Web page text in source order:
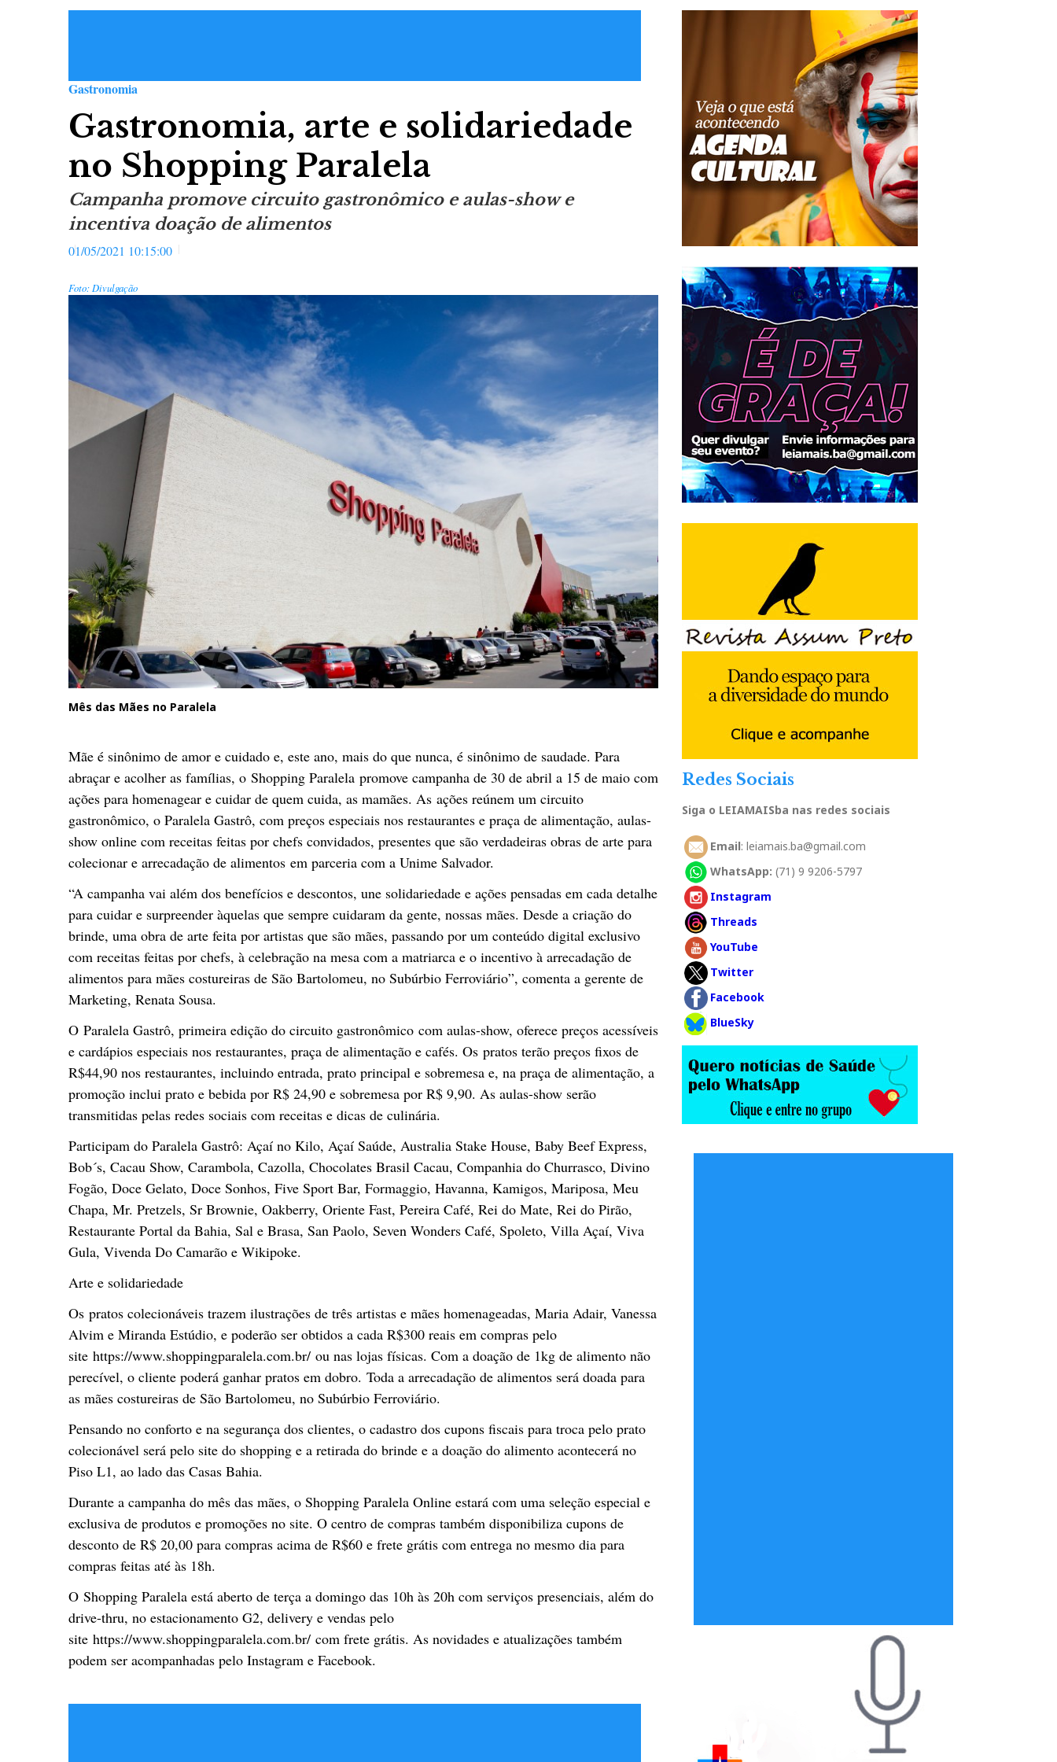
Gastronomia
Gastronomia, arte e solidariedade
no Shopping Paralela
Campanha promove circuito gastronômico e aulas-show e
incentiva doação de alimentos
01/05/2021 10:15:00
Foto: Divulgação
Mês das Mães no Paralela
Mãe é sinônimo de amor e cuidado e, este ano, mais do que nunca, é sinônimo de saudade. Para
abraçar e acolher as famílias, o Shopping Paralela promove campanha de 30 de abril a 15 de maio com
ações para homenagear e cuidar de quem cuida, as mamães. As ações reúnem um circuito
gastronômico, o Paralela Gastrô, com preços especiais nos restaurantes e praça de alimentação, aulas-
show online com receitas feitas por chefs convidados, presentes que são verdadeiras obras de arte para
colecionar e arrecadação de alimentos em parceria com a Unime Salvador.
“A campanha vai além dos benefícios e descontos, une solidariedade e ações pensadas em cada detalhe
para cuidar e surpreender àquelas que sempre cuidaram da gente, nossas mães. Desde a criação do
brinde, uma obra de arte feita por artistas que são mães, passando por um conteúdo digital exclusivo
com receitas feitas por chefs, à celebração na mesa com a matriarca e o incentivo à arrecadação de
alimentos para mães costureiras de São Bartolomeu, no Subúrbio Ferroviário”, comenta a gerente de
Marketing, Renata Sousa.
O Paralela Gastrô, primeira edição do circuito gastronômico com aulas-show, oferece preços acessíveis
e cardápios especiais nos restaurantes, praça de alimentação e cafés. Os pratos terão preços fixos de
R$44,90 nos restaurantes, incluindo entrada, prato principal e sobremesa e, na praça de alimentação, a
promoção inclui prato e bebida por R$ 24,90 e sobremesa por R$ 9,90. As aulas-show serão
transmitidas pelas redes sociais com receitas e dicas de culinária.
Participam do Paralela Gastrô: Açaí no Kilo, Açaí Saúde, Australia Stake House, Baby Beef Express,
Bob´s, Cacau Show, Carambola, Cazolla, Chocolates Brasil Cacau, Companhia do Churrasco, Divino
Fogão, Doce Gelato, Doce Sonhos, Five Sport Bar, Formaggio, Havanna, Kamigos, Mariposa, Meu
Chapa, Mr. Pretzels, Sr Brownie, Oakberry, Oriente Fast, Pereira Café, Rei do Mate, Rei do Pirão,
Restaurante Portal da Bahia, Sal e Brasa, San Paolo, Seven Wonders Café, Spoleto, Villa Açaí, Viva
Gula, Vivenda Do Camarão e Wikipoke.
Arte e solidariedade
Os pratos colecionáveis trazem ilustrações de três artistas e mães homenageadas, Maria Adair, Vanessa
Alvim e Miranda Estúdio, e poderão ser obtidos a cada R$300 reais em compras pelo
site https://www.shoppingparalela.com.br/ ou nas lojas físicas. Com a doação de 1kg de alimento não
perecível, o cliente poderá ganhar pratos em dobro. Toda a arrecadação de alimentos será doada para
as mães costureiras de São Bartolomeu, no Subúrbio Ferroviário.
Pensando no conforto e na segurança dos clientes, o cadastro dos cupons fiscais para troca pelo prato
colecionável será pelo site do shopping e a retirada do brinde e a doação do alimento acontecerá no
Piso L1, ao lado das Casas Bahia.
Durante a campanha do mês das mães, o Shopping Paralela Online estará com uma seleção especial e
exclusiva de produtos e promoções no site. O centro de compras também disponibiliza cupons de
desconto de R$ 20,00 para compras acima de R$60 e frete grátis com entrega no mesmo dia para
compras feitas até às 18h.
O Shopping Paralela está aberto de terça a domingo das 10h às 20h com serviços presenciais, além do
drive-thru, no estacionamento G2, delivery e vendas pelo
site https://www.shoppingparalela.com.br/ com frete grátis. As novidades e atualizações também
podem ser acompanhadas pelo Instagram e Facebook.
Redes Sociais
Siga o LEIAMAISba nas redes sociais
Email: leiamais.ba@gmail.com
WhatsApp: (71) 9 9206-5797
Instagram
Threads
YouTube
Twitter
Facebook
BlueSky